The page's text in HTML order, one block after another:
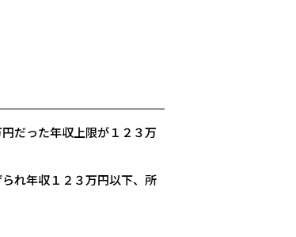
だった年収上限が１２３万
れ年収１２３万円以下、所